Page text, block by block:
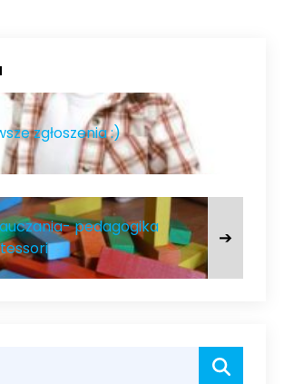
zgłoszenia :)
pedagogika
➔